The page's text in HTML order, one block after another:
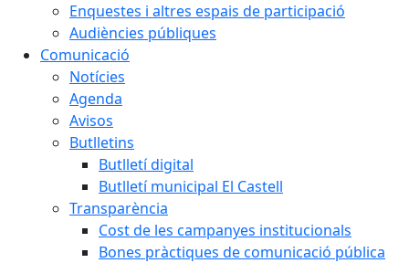
Enquestes i altres espais de participació
Audiències públiques
Comunicació
Notícies
Agenda
Avisos
Butlletins
Butlletí digital
Butlletí municipal El Castell
Transparència
Cost de les campanyes institucionals
Bones pràctiques de comunicació pública